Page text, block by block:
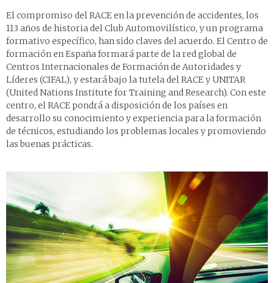
El compromiso del RACE en la prevención de accidentes, los
113 años de historia del Club Automovilístico, y un programa
formativo específico, han sido claves del acuerdo. El Centro de
formación en España formará parte de la red global de
Centros Internacionales de Formación de Autoridades y
Líderes (CIFAL), y estará bajo la tutela del RACE y UNITAR
(United Nations Institute for Training and Research). Con este
centro, el RACE pondrá a disposición de los países en
desarrollo su conocimiento y experiencia para la formación
de técnicos, estudiando los problemas locales y promoviendo
las buenas prácticas.